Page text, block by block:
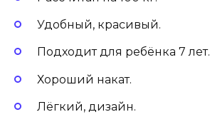
Удобный, красивый.
Подходит для ребёнка 7 лет.
Хороший накат.
Лёгкий, дизайн.